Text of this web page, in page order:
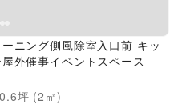
ニング側風除室入口前 キッ
外催事イベントスペース
0.6坪 (2 ㎡)